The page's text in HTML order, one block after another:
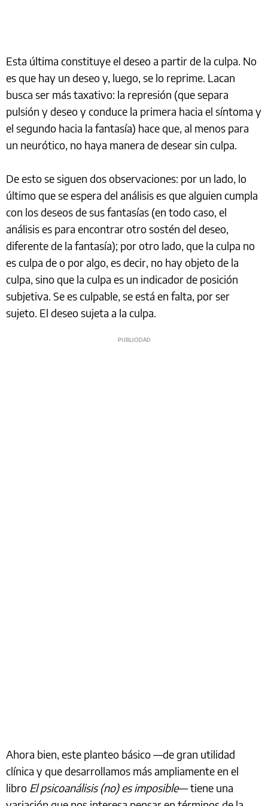
Esta última constituye el deseo a partir de la culpa. No
es que hay un deseo y, luego, se lo reprime. Lacan
busca ser más taxativo: la represión (que separa
pulsión y deseo y conduce la primera hacia el síntoma y
el segundo hacia la fantasía) hace que, al menos para
un neurótico, no haya manera de desear sin culpa.
De esto se siguen dos observaciones: por un lado, lo
último que se espera del análisis es que alguien cumpla
con los deseos de sus fantasías (en todo caso, el
análisis es para encontrar otro sostén del deseo,
diferente de la fantasía); por otro lado, que la culpa no
es culpa de o por algo, es decir, no hay objeto de la
culpa, sino que la culpa es un indicador de posición
subjetiva. Se es culpable, se está en falta, por ser
sujeto. El deseo sujeta a la culpa.
Ahora bien, este planteo básico —de gran utilidad
clínica y que desarrollamos más ampliamente en el
libro El psicoanálisis (no) es imposible— tiene una